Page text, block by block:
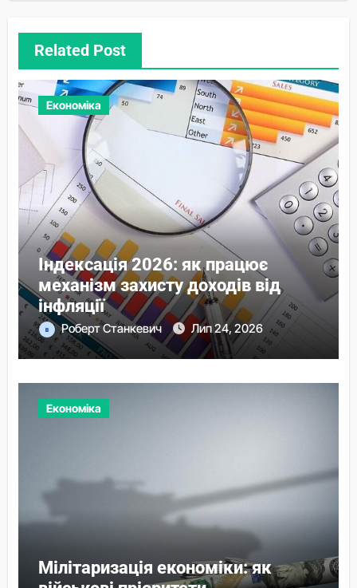
Related Post
Економіка
Індексація 2026: як працює
механізм захисту доходів від
інфляції
Роберт Станкевич Лип 24, 2026
Економіка
Мілітаризація економіки: як